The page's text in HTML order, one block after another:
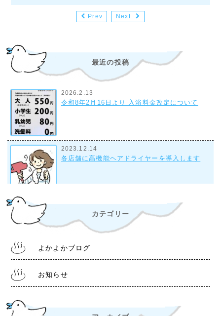
Prev Next
最近の投稿
2026.2.13
令和8年2月16日より 入浴料金改定について
2023.12.14
各店舗に高機能ヘアドライヤーを導入します
組合事務所について
2022.10.28
令和4年11月1日より 入浴料金改定について
カテゴリー
よかよかブログ
お知らせ